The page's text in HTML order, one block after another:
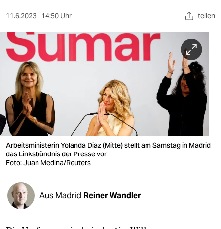
sport
berlin
nord
wahrheit
verlag
verlag
veranstaltungen
fragen & hilfe
11.6.2023 14:50 Uhr teilen
Arbeitsministerin Yolanda Diaz (Mitte) stellt am Samstag in Madrid
das Linksbündnis der Presse vor
Foto: Juan Medina/Reuters
Aus Madrid Reiner Wandler